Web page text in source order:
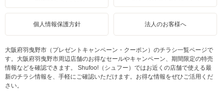
個人情報保護方針 法人のお客様へ
大阪府羽曳野市（プレゼントキャンペーン・クーポン）のチラシ一覧ページで
す。大阪府羽曳野市周辺店舗のお得なセールやキャンペーン、期間限定の特売
情報などを確認できます。 Shufoo!（シュフー）ではお近くの店舗で使える最
新のチラシ情報を、手軽にご確認いただけます。お得な情報をぜひご活用くだ
さい。